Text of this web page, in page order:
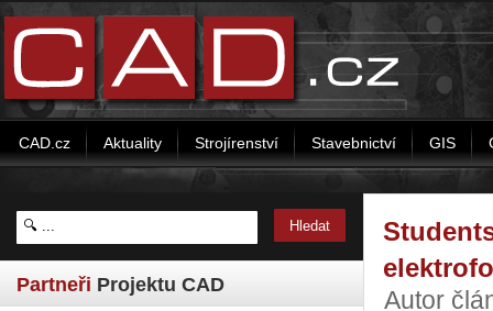
CAD.cz Aktuality Strojírenství Stavebnictví GIS
Partneři Projektu CAD
Autor